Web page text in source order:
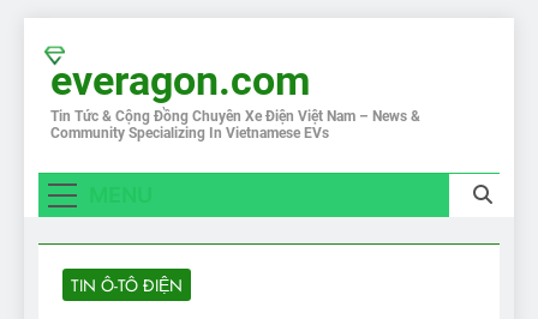
content
everagon.com
Tin Tức & Cộng Đồng Chuyên Xe Điện Việt Nam – News &
Community Specializing In Vietnamese EVs
TIN Ô-TÔ ĐIỆN